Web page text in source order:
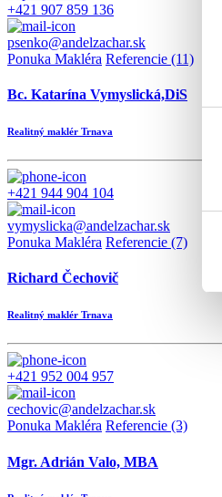
+421 907 859 136
psenko@andelzachar.sk
Ponuka Makléra Referencie (11)
Bc. Katarína Vymyslická,DiS
Realitný maklér Trnava
+421 944 904 104
vymyslicka@andelzachar.sk
Ponuka Makléra Referencie (7)
Richard Čechovič
Realitný maklér Trnava
+421 952 004 957
cechovic@andelzachar.sk
Ponuka Makléra Referencie (3)
Mgr. Adrián Valo, MBA